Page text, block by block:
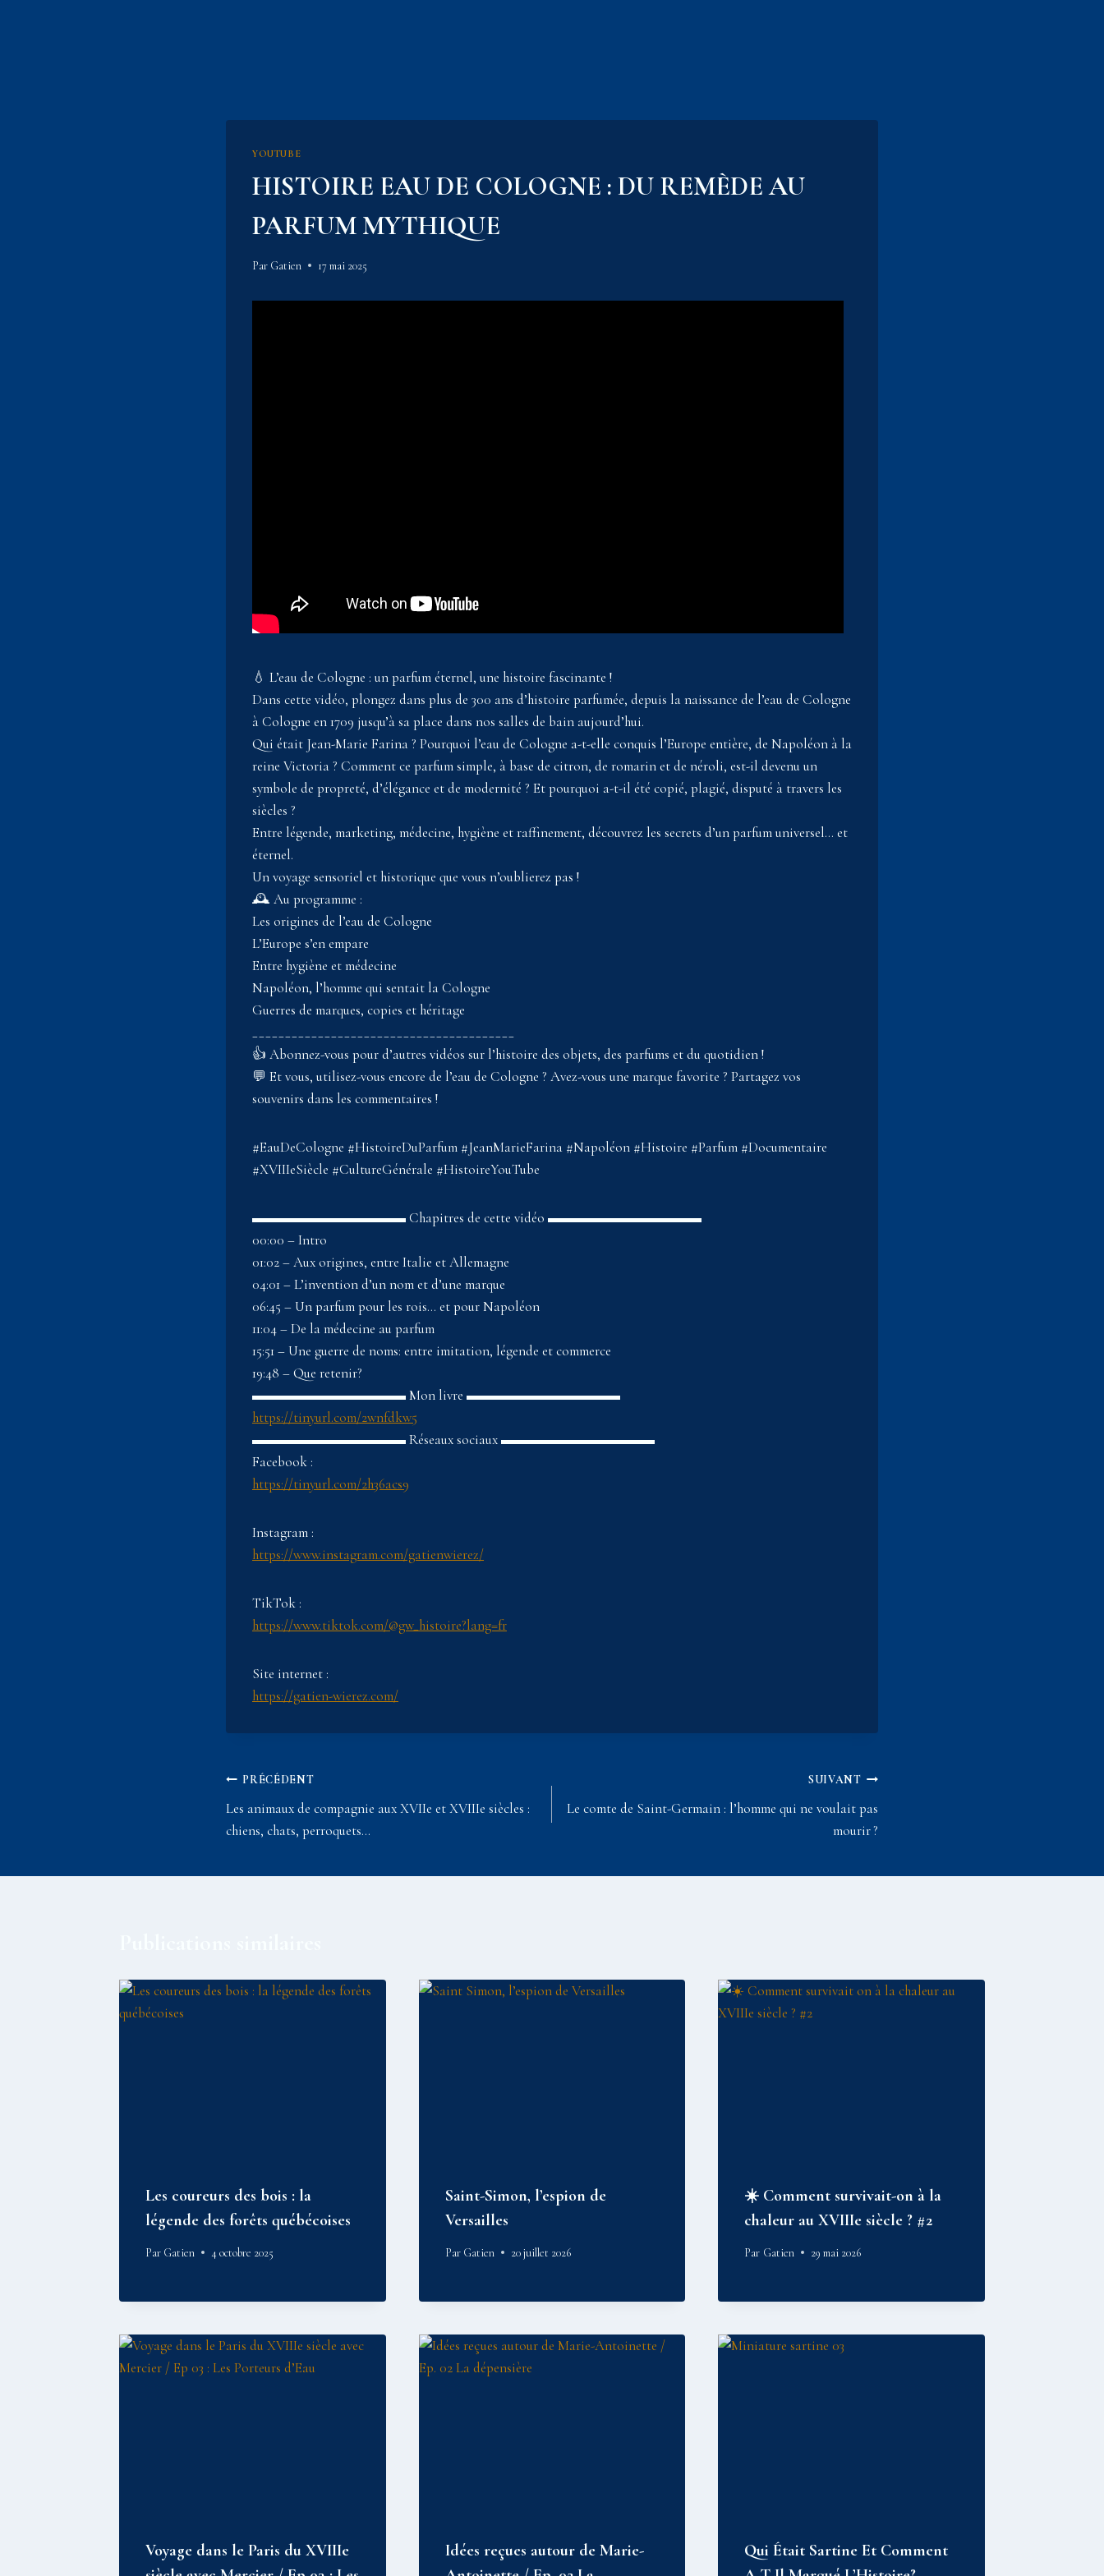
YOUTUBE
HISTOIRE EAU DE COLOGNE : DU REMÈDE AU
PARFUM MYTHIQUE
Par Gatien 17 mai 2025
💧 L’eau de Cologne : un parfum éternel, une histoire fascinante !
Dans cette vidéo, plongez dans plus de 300 ans d’histoire parfumée, depuis la naissance de l’eau de Cologne
à Cologne en 1709 jusqu’à sa place dans nos salles de bain aujourd’hui.
Qui était Jean-Marie Farina ? Pourquoi l’eau de Cologne a-t-elle conquis l’Europe entière, de Napoléon à la
reine Victoria ? Comment ce parfum simple, à base de citron, de romarin et de néroli, est-il devenu un
symbole de propreté, d’élégance et de modernité ? Et pourquoi a-t-il été copié, plagié, disputé à travers les
siècles ?
Entre légende, marketing, médecine, hygiène et raffinement, découvrez les secrets d’un parfum universel… et
éternel.
Un voyage sensoriel et historique que vous n’oublierez pas !
🕰️ Au programme :
Les origines de l’eau de Cologne
L’Europe s’en empare
Entre hygiène et médecine
Napoléon, l’homme qui sentait la Cologne
Guerres de marques, copies et héritage
👍 Abonnez-vous pour d’autres vidéos sur l’histoire des objets, des parfums et du quotidien !
💬 Et vous, utilisez-vous encore de l’eau de Cologne ? Avez-vous une marque favorite ? Partagez vos
souvenirs dans les commentaires !
#EauDeCologne #HistoireDuParfum #JeanMarieFarina #Napoléon #Histoire #Parfum #Documentaire
#XVIIIeSiècle #CultureGénérale #HistoireYouTube
▬▬▬▬▬▬▬▬▬▬▬ Chapitres de cette vidéo ▬▬▬▬▬▬▬▬▬▬▬
00:00 – Intro
01:02 – Aux origines, entre Italie et Allemagne
04:01 – L’invention d’un nom et d’une marque
06:45 – Un parfum pour les rois… et pour Napoléon
11:04 – De la médecine au parfum
15:51 – Une guerre de noms: entre imitation, légende et commerce
19:48 – Que retenir?
▬▬▬▬▬▬▬▬▬▬▬ Mon livre ▬▬▬▬▬▬▬▬▬▬▬
https://tinyurl.com/2wnfdkw5
▬▬▬▬▬▬▬▬▬▬▬ Réseaux sociaux ▬▬▬▬▬▬▬▬▬▬▬
Facebook :
https://tinyurl.com/2h36acs9
Instagram :
https://www.instagram.com/gatienwierez/
TikTok :
https://www.tiktok.com/@gw_histoire?lang=fr
Site internet :
https://gatien-wierez.com/
Navigation
de
PRÉCÉDENT
Les animaux de compagnie aux XVIIe et XVIIIe siècles :
chiens, chats, perroquets…
SUIVANT
Le comte de Saint-Germain : l’homme qui ne voulait pas
mourir ?
Les coureurs des bois : la
légende des forêts québécoises
Par Gatien 4 octobre 2025
Saint-Simon, l’espion de
Versailles
Par Gatien 20 juillet 2026
☀️ Comment survivait-on à la
chaleur au XVIIIe siècle ? #2
Par Gatien 29 mai 2026
Voyage dans le Paris du XVIIIe
Idées reçues autour de Marie-
Qui Était Sartine Et Comment